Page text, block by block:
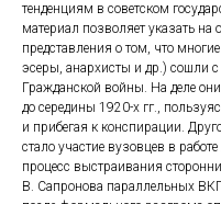
тенденциям в советском
материал позволяет указать на
представления о том, что
эсеры, анархисты и др.) сошли
Гражданской войны. На деле
до середины 1920-х гг.,
и прибегая к конспирации.
стало участие вузовцев в
процесс выстраивания
В. Сапронова параллельных